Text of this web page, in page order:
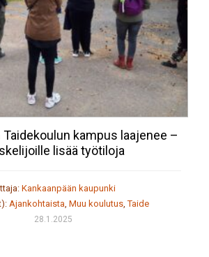
Taidekoulun kampus laajenee –
lisää työtiloja
Kankaanpään kaupunki
Ajankohtaista, Muu koulutus,Taide
28.1.2025